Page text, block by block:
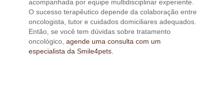
acompanhada por equipe multidisciplinar experiente.
O sucesso terapêutico depende da colaboração entre
oncologista, tutor e cuidados domiciliares adequados.
Então, se você tem dúvidas sobre tratamento
oncológico,agende uma consulta com um
especialista da Smile4pets.